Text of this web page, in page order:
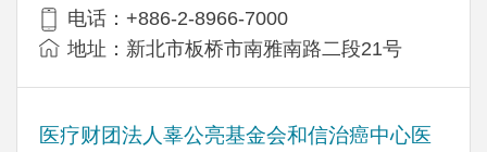
电话：+886-2-8966-7000
地址：新北市板桥市南雅南路二段21号
医疗财团法人辜公亮基金会和信治癌中心医